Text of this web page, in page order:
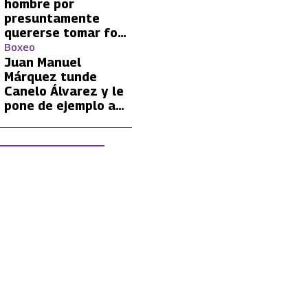
hombre por
presuntamente
quererse tomar foto
con Lionel Messi
Boxeo
Juan Manuel
Márquez tunde
Canelo Álvarez y le
pone de ejemplo a